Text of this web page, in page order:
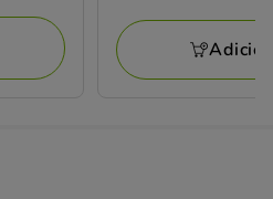
39.99€